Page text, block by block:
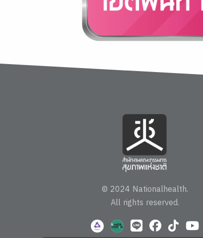
© 2024 Nationalhealth.
All rights reserved.